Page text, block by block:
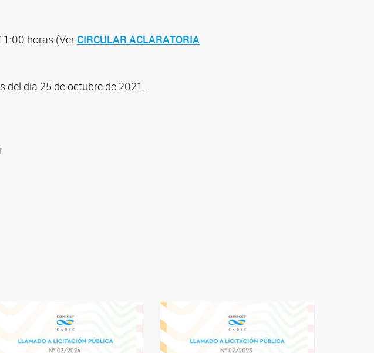
horas (Ver CIRCULAR ACLARATORIA
del día 25 de octubre de 2021.
Twitter